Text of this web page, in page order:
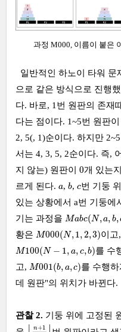
과정 M000, 이름이 붙은
일반적인 하노이 타워 문
으로 같은 방식으로 진행
다. 바로, 1번 원판의 존재
다는 점이다. 1~5번 원판
2, 5(, 1)순이다. 하지만
서는 4, 3, 5, 2순이다. 즉,
지 않는) 원판이 0
0개 있는지
르게 된다. a
a, b
b , c
c번 기둥
있는 상황에서 a번 기둥에
기는 과정을 Mabc( N, a, b,
Ma b N,a c
황은 M000( N, 1 , 2,3)
M000(N,1 ,2 3 이고,
M100( N − 1 , a, c, b)
M100(N− a, 를 수
고, M001 (b, a, c)
M001 b
를 수행
데 원판"의 위치가 바뀐다.
관찰 2. 기둥 위에 고정된
n+1
⌊ 1 2⌋